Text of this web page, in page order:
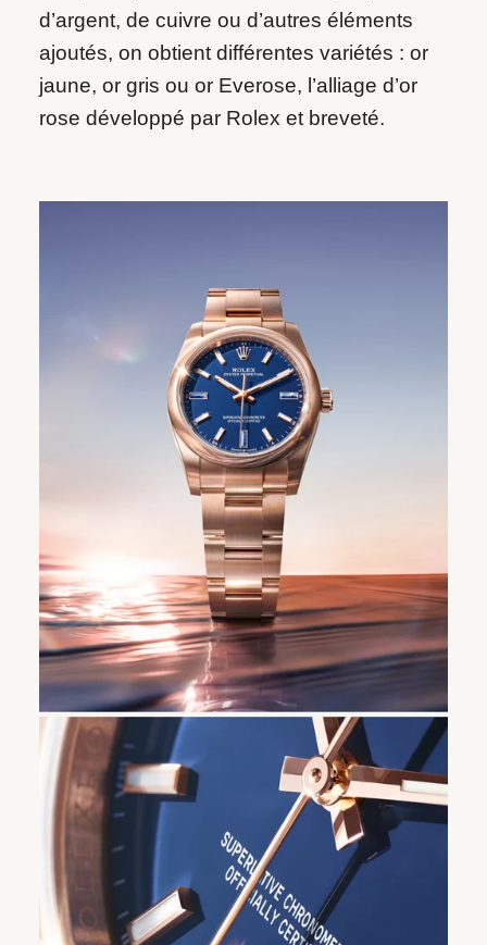
d’argent, de cuivre ou d’autres éléments
ajoutés, on obtient différentes variétés : or
jaune, or gris ou or Everose, l’alliage d’or
rose développé par Rolex et breveté.